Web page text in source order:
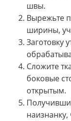
швы.
Вырежьте
ширины,
Заготовку
Сложите
боковые
открытым.